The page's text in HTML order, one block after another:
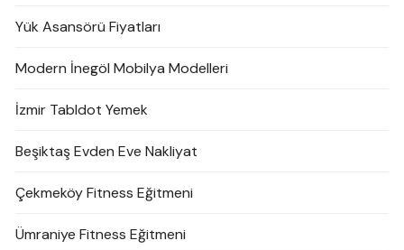
Yük Asansörü Fiyatları
Modern İnegöl Mobilya Modelleri
İzmir Tabldot Yemek
Beşiktaş Evden Eve Nakliyat
Çekmeköy Fitness Eğitmeni
Ümraniye Fitness Eğitmeni